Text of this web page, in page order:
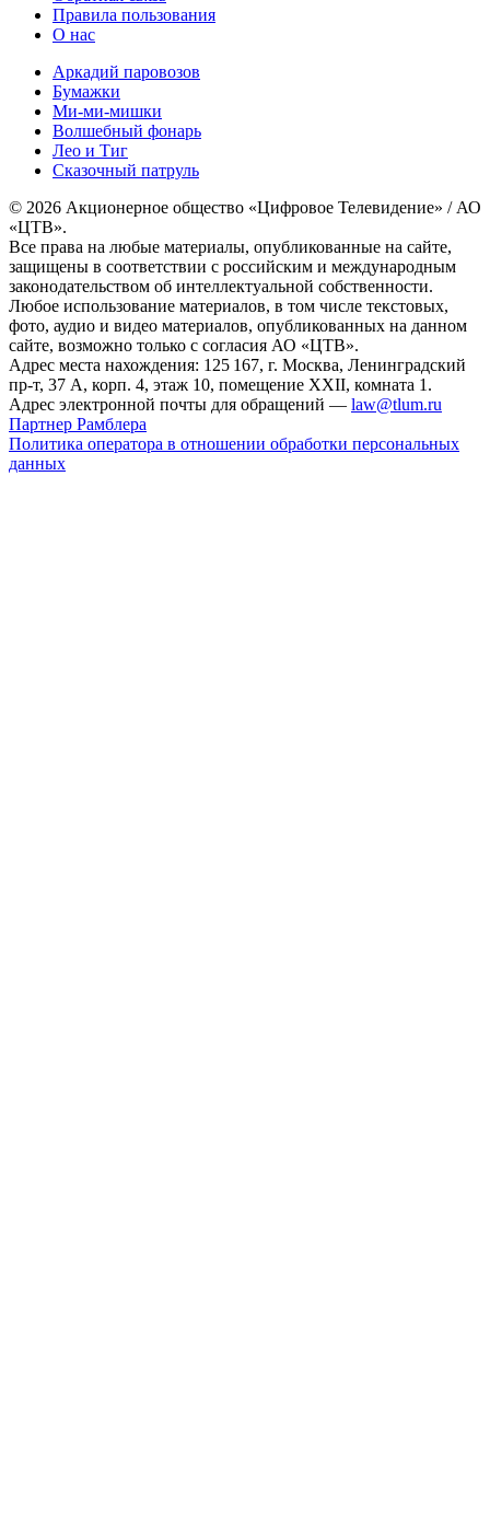
Правила пользования
О нас
Аркадий паровозов
Бумажки
Ми-ми-мишки
Волшебный фонарь
Лео и Тиг
Сказочный патруль
© 2026 Акционерное общество «Цифровое Телевидение» / АО
«ЦТВ».
Все права на любые материалы, опубликованные на сайте,
защищены в соответствии с российским и международным
законодательством об интеллектуальной собственности.
Любое использование материалов, в том числе текстовых,
фото, аудио и видео материалов, опубликованных на данном
сайте, возможно только с согласия АО «ЦТВ».
Адрес места нахождения: 125 167, г. Москва, Ленинградский
пр-т, 37 А, корп. 4, этаж 10, помещение XXII, комната 1.
Адрес электронной почты для обращений — law@tlum.ru
Партнер Рамблера
Политика оператора в отношении обработки персональных
данных